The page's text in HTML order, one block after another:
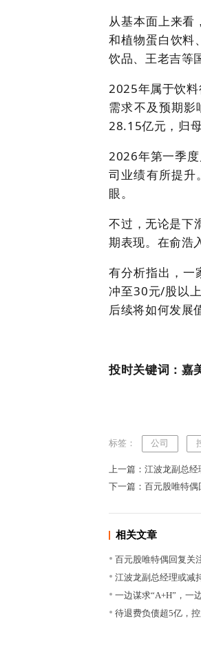
从基本面上来看
和植物蛋白饮料
饮品、王老吉等
2025年属于饮
需求不及预期
28.15亿元，归
2026年第一季
司业绩有所提升
眼。
不过，无论是下
期表现。在俞浩
有分析指出，一
冲至30元/股以
后续将如何发展
投时关键词：嘉
标签： 公司
上一篇：江波龙副总经
下一篇：百元股唯特
相关文章
百元股唯特偶回复关
江波龙副总经理或减
一边谋求“A+H”，一
待退费负债超5亿，